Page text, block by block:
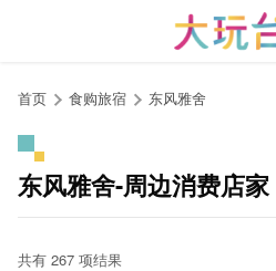
首页 食购旅宿 东风雅舍
东风雅舍-周边消费店家
共有 267 项结果